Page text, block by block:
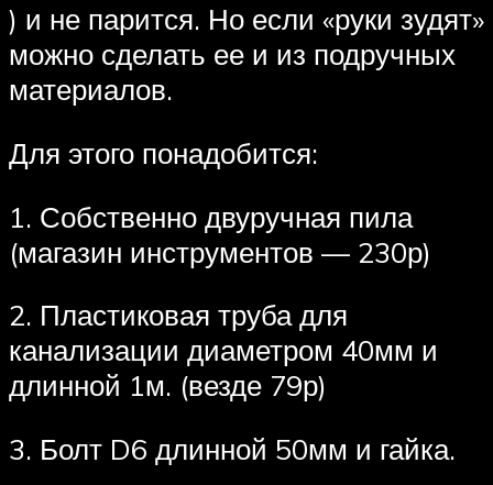
) и не парится. Но если «руки зудят»
можно сделать ее и из подручных
материалов.
Для этого понадобится:
1. Собственно двуручная пила
(магазин инструментов — 230р)
2. Пластиковая труба для
канализации диаметром 40мм и
длинной 1м. (везде 79р)
3. Болт D6 длинной 50мм и гайка.